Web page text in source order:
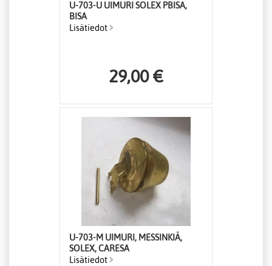
U-703-U UIMURI SOLEX PBISA,
BISA
Lisätiedot
29,00 €
U-703-M UIMURI, MESSINKIÄ,
SOLEX, CARESA
Lisätiedot